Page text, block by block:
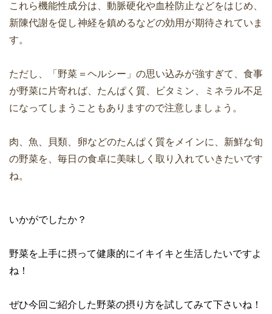
これら機能性成分は、動脈硬化や血栓防止などをはじめ、
新陳代謝を促し神経を鎮めるなどの効用が期待されていま
す。
ただし、「野菜＝ヘルシー」の思い込みが強すぎて、食事
が野菜に片寄れば、たんぱく質、ビタミン、ミネラル不足
になってしまうこともありますので注意しましょう。
肉、魚、貝類、卵などのたんぱく質をメインに、新鮮な旬
の野菜を、毎日の食卓に美味しく取り入れていきたいです
ね。
いかがでしたか？
野菜を上手に摂って健康的にイキイキと生活したいですよ
ね！
ぜひ今回ご紹介した野菜の摂り方を試してみて下さいね！